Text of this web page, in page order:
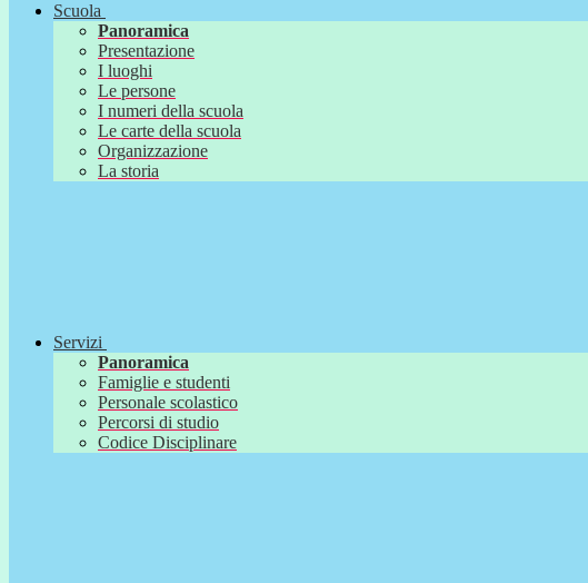
Scuola
Panoramica
Presentazione
I luoghi
Le persone
I numeri della scuola
Le carte della scuola
Organizzazione
La storia
Servizi
Panoramica
Famiglie e studenti
Personale scolastico
Percorsi di studio
Codice Disciplinare